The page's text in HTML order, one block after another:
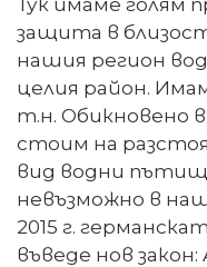
защита в
нашия регион
целия район.
т.н. Обикновено
стоим на
вид водни
невъзможно в
2015 г.
въведе нов закон: